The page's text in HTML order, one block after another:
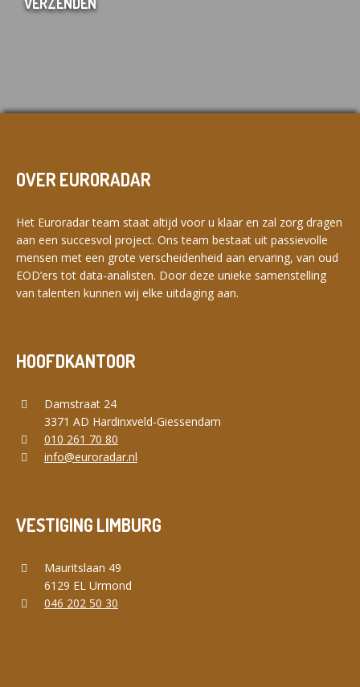
OVER EURORADAR
Het Euroradar team staat altijd voor u klaar en zal zorg dragen
aan een succesvol project. Ons team bestaat uit passievolle
mensen met een grote verscheidenheid aan ervaring, van oud
EOD’ers tot data-analisten. Door deze unieke samenstelling
van talenten kunnen wij elke uitdaging aan.
HOOFDKANTOOR
Damstraat 24
3371 AD Hardinxveld-Giessendam
010 261 70 80
info@euroradar.nl
VESTIGING LIMBURG
Mauritslaan 49
6129 EL Urmond
046 202 50 30